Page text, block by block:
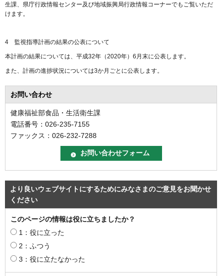
生課、県庁行政情報センター及び地域振興局行政情報コーナーでもご覧いただ
けます。
4 監視指導計画の結果の公表について
本計画の結果については、平成32年（2020年）6月末に公表します。
また、計画の進捗状況については3か月ごとに公表します。
お問い合わせ
健康福祉部食品・生活衛生課
電話番号：026-235-7155
ファックス：026-232-7288
より良いウェブサイトにするためにみなさまのご意見をお聞かせ
ください
このページの情報は役に立ちましたか？
1：役に立った
2：ふつう
3：役に立たなかった